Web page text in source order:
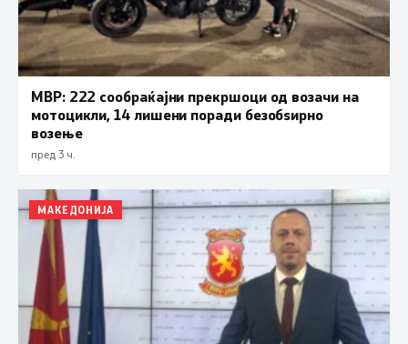
МВР: 222 сообраќајни прекршоци од возачи на
мотоцикли, 14 лишени поради безобѕирно
возење
пред 3 ч.
МАКЕДОНИЈА